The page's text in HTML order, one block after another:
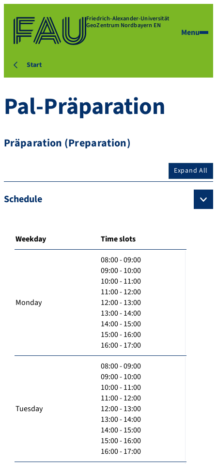
Friedrich-Alexander-Universität
GeoZentrum Nordbayern EN
Menu
Start
Pal-Präparation
Präparation (Preparation)
Expand All
Schedule
Weekday Time slots
Monday
08:00 - 09:00
09:00 - 10:00
10:00 - 11:00
11:00 - 12:00
12:00 - 13:00
13:00 - 14:00
14:00 - 15:00
15:00 - 16:00
16:00 - 17:00
Tuesday
08:00 - 09:00
09:00 - 10:00
10:00 - 11:00
11:00 - 12:00
12:00 - 13:00
13:00 - 14:00
14:00 - 15:00
15:00 - 16:00
16:00 - 17:00